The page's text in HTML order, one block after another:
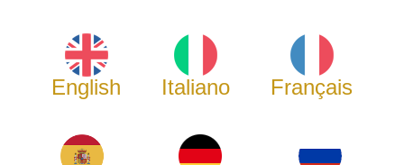
English Italiano Français